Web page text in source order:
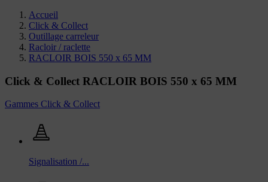
Accueil
Click & Collect
Outillage carreleur
Racloir / raclette
RACLOIR BOIS 550 x 65 MM
Click & Collect RACLOIR BOIS 550 x 65 MM
Gammes Click & Collect
Signalisation /...